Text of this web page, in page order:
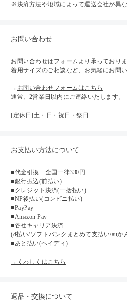
※決済方法や地域によって運送会社が異な
お問い合わせ
お問い合わせはフォームより承っておりま
着用サイズのご相談など、お気軽にお問い
→ お問い合わせフォームはこちら
通常、2営業日以内にご連絡いたします。
[定休日]土・日・祝日・祭日
お支払い方法について
■代金引換 全国一律330円
■銀行振込(前払い)
■クレジット決済(一括払い)
■NP後払い(コンビニ払い)
■PayPay
■Amazon Pay
■各社キャリア決済
(d払い/ソフトバンクまとめて支払い/auか
■あと払い(ペイディ)
→くわしくはこちら
返品・交換について